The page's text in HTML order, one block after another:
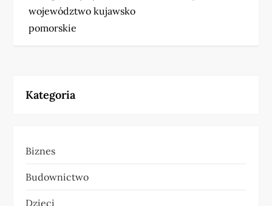
a
w
g
c
j
a
województwo kujawsko
pomorskie
Kategoria
Biznes
Budownictwo
Dzieci